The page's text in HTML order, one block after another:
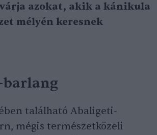
azokat, akik a kánikula
mélyén keresnek
található Abaligeti-
mégis természetközeli